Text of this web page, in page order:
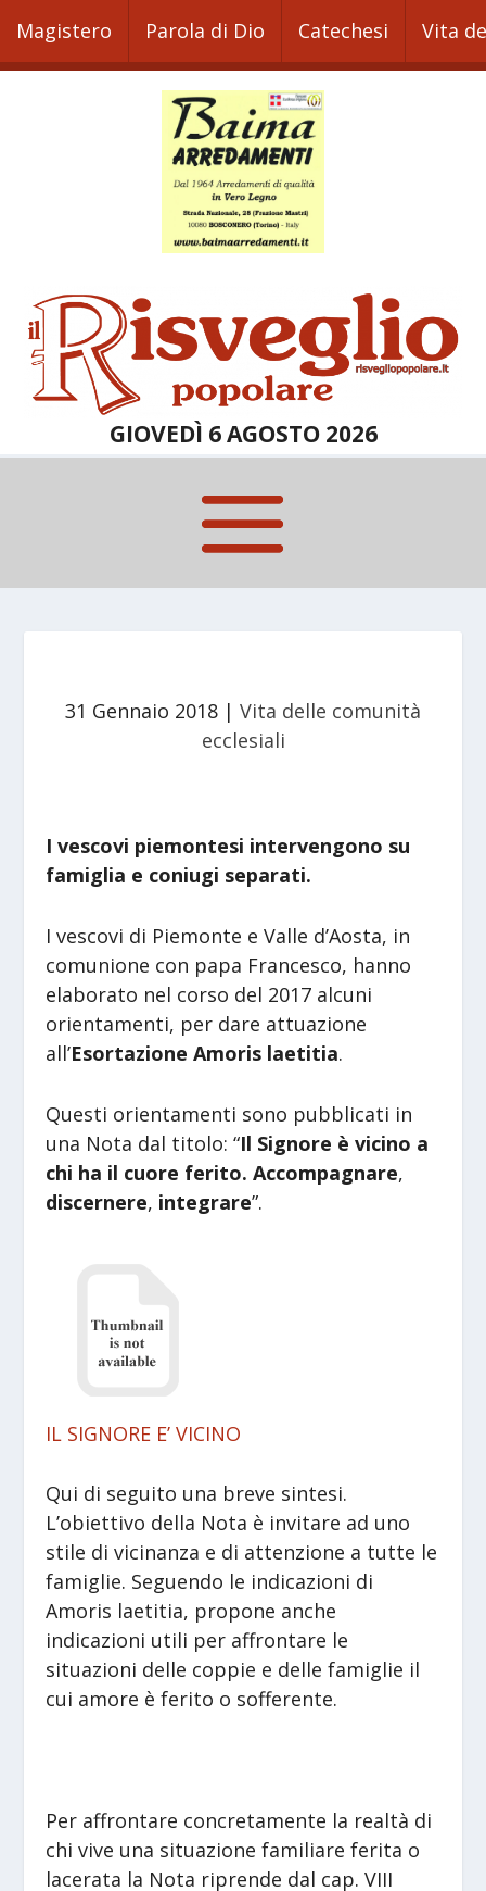
Magistero Parola di Dio Catechesi Vita
GIOVEDÌ 6 AGOSTO 2026
31 Gennaio 2018 | Vita delle comunità
ecclesiali
I vescovi piemontesi intervengono su
famiglia e coniugi separati.
I vescovi di Piemonte e Valle d’Aosta, in
comunione con papa Francesco, hanno
elaborato nel corso del 2017 alcuni
orientamenti, per dare attuazione
all’Esortazione Amoris laetitia.
Questi orientamenti sono pubblicati in
una Nota dal titolo: “Il Signore è vicino a
chi ha il cuore ferito. Accompagnare,
discernere, integrare”.
IL SIGNORE E’ VICINO
Qui di seguito una breve sintesi.
L’obiettivo della Nota è invitare ad uno
stile di vicinanza e di attenzione a tutte le
famiglie. Seguendo le indicazioni di
Amoris laetitia, propone anche
indicazioni utili per affrontare le
situazioni delle coppie e delle famiglie il
cui amore è ferito o sofferente.
Per affrontare concretamente la realtà di
chi vive una situazione familiare ferita o
lacerata la Nota riprende dal cap. VIII